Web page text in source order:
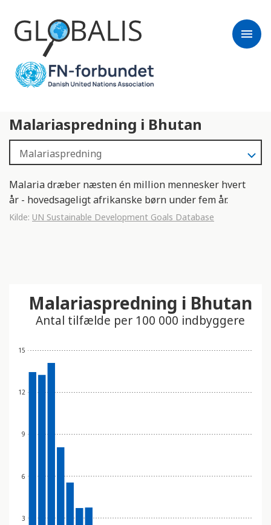
menu
Malariaspredning i Bhutan
Malaria dræber næsten én million mennesker hvert
år - hovedsageligt afrikanske børn under fem år.
Kilde: UN Sustainable Development Goals Database
3
6
9
12
15
Malariaspredning i Bhutan
Antal tilfælde per 100 000 indbyggere